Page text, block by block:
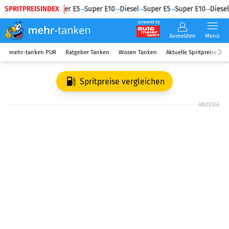
SPRITPREISINDEX
Diesel Super E5 Super E10 Diesel Super E5 Super E10 Diesel
powered by
Anmelden Menü
mehr-tanken PUR Ratgeber Tanken Wissen Tanken Aktuelle Spritpreise
Spritpreise vergleichen
ANZEIGE